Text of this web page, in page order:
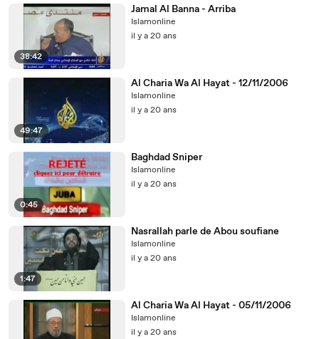
38:42
Jamal Al Banna - Arriba
Islamonline
il y a 20 ans
49:47
Al Charia Wa Al Hayat - 12/11/2006
Islamonline
il y a 20 ans
0:45
Baghdad Sniper
Islamonline
il y a 20 ans
1:47
Nasrallah parle de Abou soufiane
Islamonline
il y a 20 ans
Al Charia Wa Al Hayat - 05/11/2006
Islamonline
il y a 20 ans